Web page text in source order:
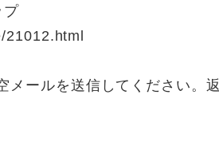
プ
ールを送信してください。